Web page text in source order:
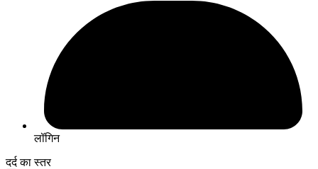
लॉगिन
दर्द का स्तर